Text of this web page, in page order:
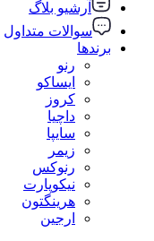
آرشیو بلاگ
سوالات متداول
برندها
رنو
ایساکو
کروز
داچیا
سایپا
زیمر
رنوکس
نیکوپارت
هرینگتون
ارجین